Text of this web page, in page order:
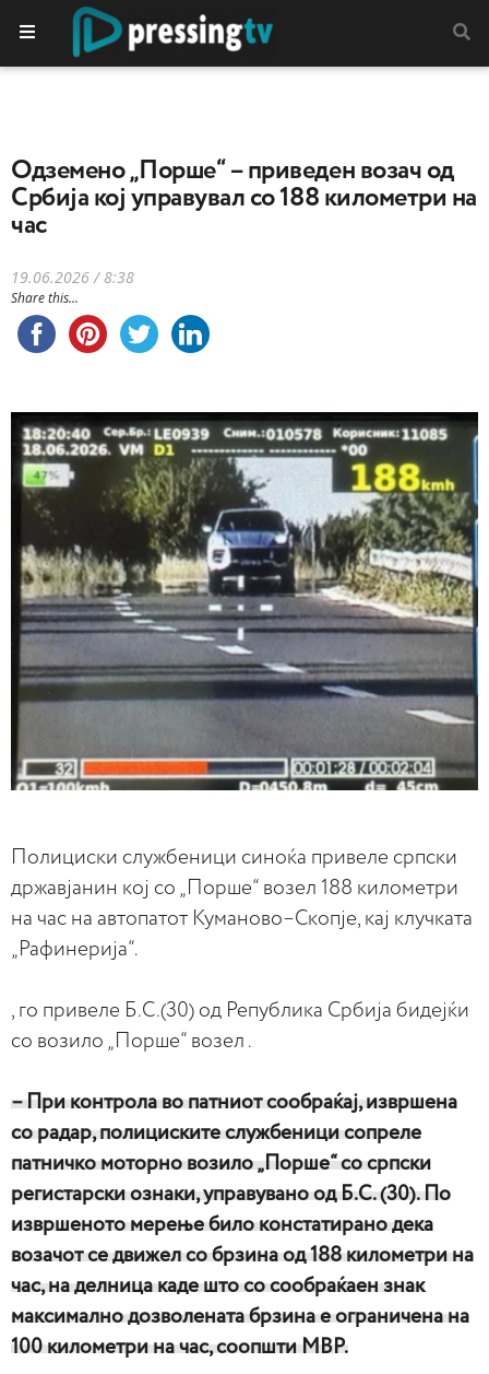
Одземено „Порше“ – приведен возач од
Србија кој управувал со 188 километри на
час
19.06.2026 / 8:38
Share this...
Полициски службеници синоќа привеле српски
државјанин кој со „Порше“ возел 188 километри
на час на автопатот Куманово–Скопје, кај клучката
„Рафинерија“.
, го привеле Б.С.(30) од Република Србија бидејќи
со возило „Порше“ возел .
– При контрола во патниот сообраќај, извршена
со радар, полициските службеници сопреле
патничко моторно возило „Порше“ со српски
регистарски ознаки, управувано од Б.С. (30). По
извршеното мерење било констатирано дека
возачот се движел со брзина од 188 километри на
час, на делница каде што со сообраќаен знак
максимално дозволената брзина е ограничена на
100 километри на час, соопшти МВР.